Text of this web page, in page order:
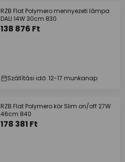
RZB Flat Polymero mennyezeti lámpa
DALI 14W 30cm 830
138 876 Ft
Szállítási idő: 12-17 munkanap
RZB Flat Polymero kör Slim on/off 27W
46cm 840
178 381 Ft